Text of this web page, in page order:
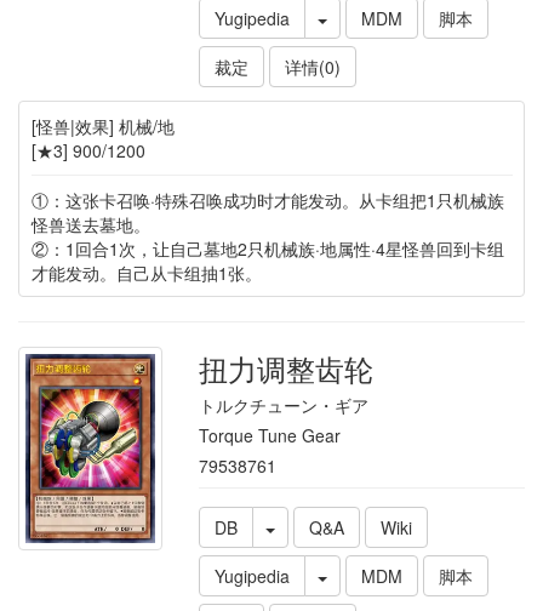
Yugipedia
MDM
脚本
裁定
详情(0)
[怪兽|效果] 机械/地
[★3] 900/1200
①：这张卡召唤·特殊召唤成功时才能发动。从卡组把1只机械族
怪兽送去墓地。
②：1回合1次，让自己墓地2只机械族·地属性·4星怪兽回到卡组
才能发动。自己从卡组抽1张。
扭力调整齿轮
トルクチューン・ギア
Torque Tune Gear
79538761
DB Q&A
Wiki
Yugipedia
MDM
脚本